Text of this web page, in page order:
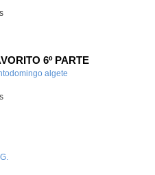
6º PARTE
algete